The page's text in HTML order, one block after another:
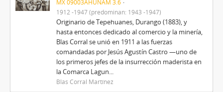
MX 09003AHUNAM 3.6
1912 -1947 (predominan: 1943 -1947)
Originario de Tepehuanes, Durango (1883), y
hasta entonces dedicado al comercio y la minería,
Blas Corral se unió en 1911 a las fuerzas
comandadas por Jesús Agustín Castro —uno de
los primeros jefes de la insurrección maderista en
la Comarca Lagun...
Blas Corral Martínez